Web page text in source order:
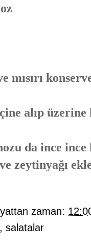
mısırı
alıp
da ince ince
zeytinyağı
zaman:
, salatalar